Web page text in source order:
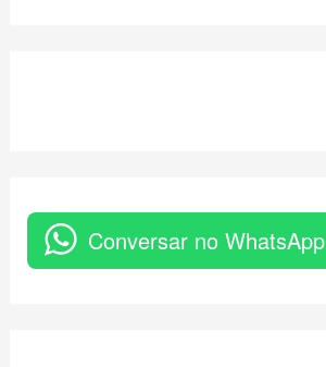
Conversar no WhatsApp